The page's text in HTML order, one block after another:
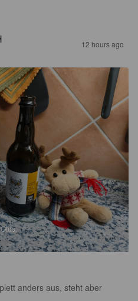
12 hours ago
anders aus, steht aber